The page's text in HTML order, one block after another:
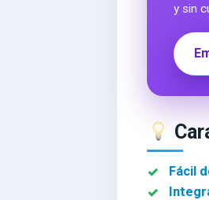
y sin
Fácil